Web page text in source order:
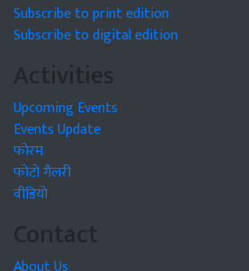
Subscribe to print edition
Subscribe to digital edition
Activities
Upcoming Events
Events Update
फोरम
फोटो गैलरी
वीडियो
Contact